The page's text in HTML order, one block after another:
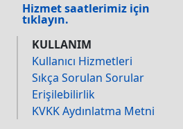
Hizmet saatlerimiz için
tıklayın.
KULLANIM
Kullanıcı Hizmetleri
Sıkça Sorulan Sorular
Erişilebilirlik
KVKK Aydınlatma Metni